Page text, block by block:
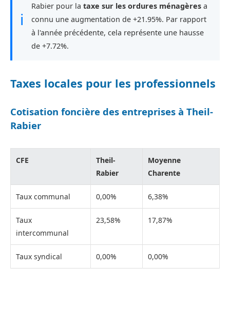
ℹ
Rabier pour la taxe sur les ordures ménagères a
connu une augmentation de +21.95%. Par rapport
à l'année précédente, cela représente une hausse
de +7.72%.
Taxes locales pour les professionnels
Cotisation foncière des entreprises à Theil-
Rabier
CFE
Theil-
Rabier
Moyenne
Charente
Taux communal 0,00% 6,38%
Taux
intercommunal
23,58% 17,87%
Taux syndical 0,00% 0,00%